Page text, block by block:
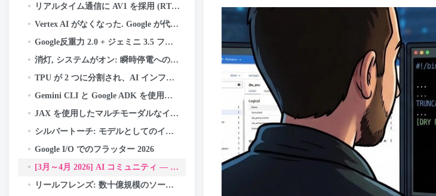
リアルタイム通信に AV1 を採用 (RTC) 大規模に
Vertex AI がなくなった. Google が代わりに構築したものは次のとおりです.
Google反重力 2.0 + ジェミニ 3.5 フラッシュ: コーディングする AI, テスト, そして船 - あなたなしで.
消灯, システムがオン: 瞬時停電への対応の検証
TPU が 2 つに分割され、AI インフラストラクチャのすべてが変わります
Gemini CLI と Google ADK を使用して AI エージェントを構築およびデプロイする方法: あ
JAX を使用したマルチモーダルなインドネシアのフェイクニュース検出器の構築, 亜麻, Cloud TPU 上の Keras Kinetic と
シルバートーチ: モデルとしてのインデックス — レコメンデーション システムの新しい検索パラダイム
Google I/O でのフラッター 2026
[3月～4月 2026] AI コミュニティ — 活動のハイライトと成果
リールフレンズ: 数十億規模のソーシャル ディスカバリーを構築する